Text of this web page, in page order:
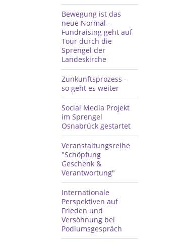
Bewegung ist das
neue Normal -
Fundraising geht auf
Tour durch die
Sprengel der
Landeskirche
Zunkunftsprozess -
so geht es weiter
Social Media Projekt
im Sprengel
Osnabrück gestartet
Veranstaltungsreihe
"Schöpfung
Geschenk &
Verantwortung"
Internationale
Perspektiven auf
Frieden und
Versöhnung bei
Podiumsgespräch